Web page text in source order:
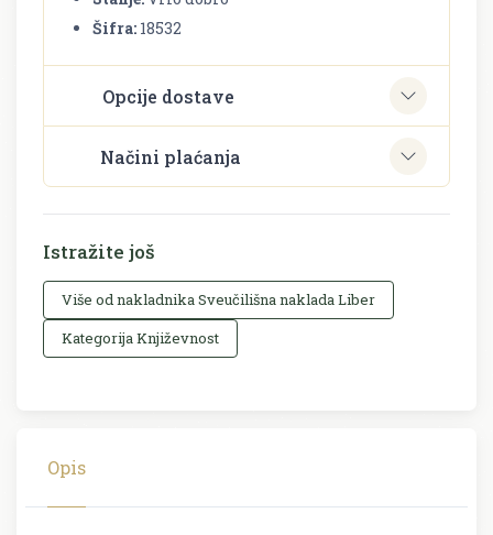
Šifra: 18532
Opcije dostave
Načini plaćanja
Istražite još
Više od nakladnika Sveučilišna naklada Liber
Kategorija Književnost
Opis